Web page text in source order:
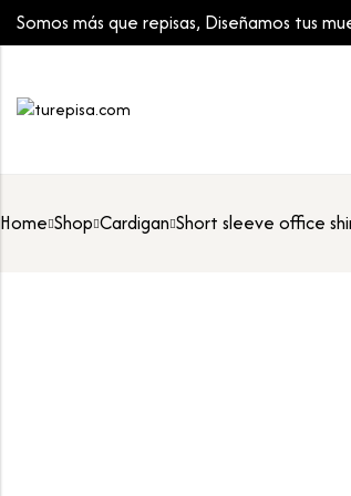
Somos más que repisas, Diseñamos tus
Home Shop Cardigan Short sleeve office